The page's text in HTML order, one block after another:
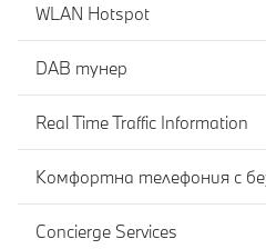
WLAN Hotspot
DAB тунер
Real Time Traffic Information
Комфортна телефония с
Concierge Services